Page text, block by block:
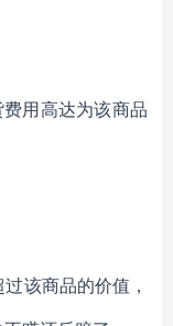
用高达为该商品
该商品的价值，